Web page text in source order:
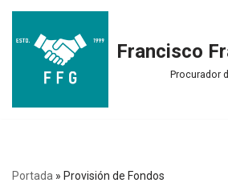
Saltar
contenido
Francisco
Procurador
Portada » Provisión de Fondos